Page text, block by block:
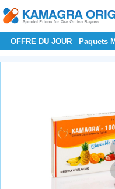
OFFRE DU JOUR Paquets